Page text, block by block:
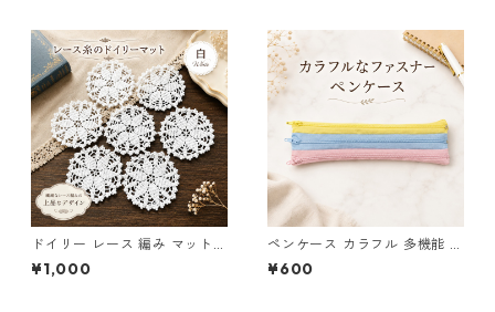
ドイリー レース 編み マット
白 コースター s1
¥1,000
ペンケース カラフル 多機能 筆
箱 ファスナー6本 s10
¥600